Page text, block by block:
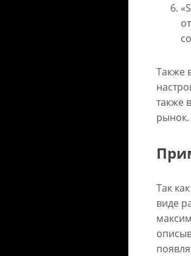
Также
также
рынок.
Так
виде